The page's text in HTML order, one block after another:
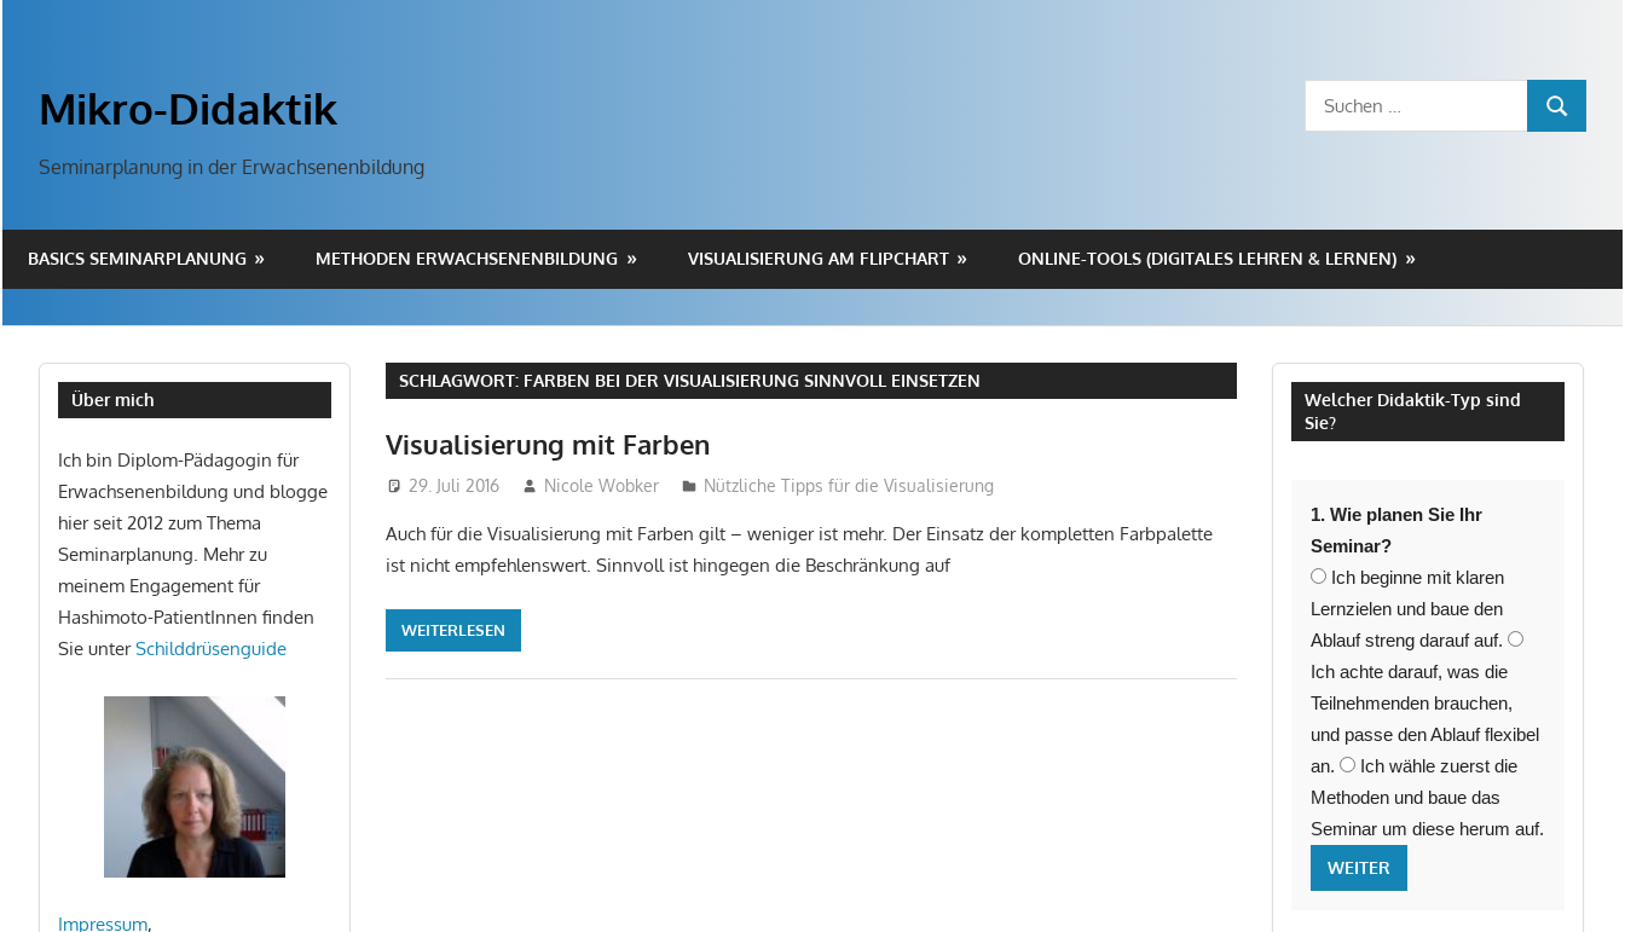
Mikro-Didaktik
Seminarplanung in der Erwachsenenbildung
Suchen
nach:
SUCHEN
BASICS SEMINARPLANUNG METHODEN ERWACHSENENBILDUNG VISUALISIERUNG AM FLIPCHART ONLINE-TOOLS (DIGITALES LEHREN & LERNEN)
SCHLAGWORT: FARBEN BEI DER VISUALISIERUNG SINNVOLL EINSETZEN
Visualisierung mit Farben
29. Juli 2016 Nicole Wobker Nützliche Tipps für die Visualisierung
Auch für die Visualisierung mit Farben gilt – weniger ist mehr. Der Einsatz der kompletten Farbpalette
ist nicht empfehlenswert. Sinnvoll ist hingegen die Beschränkung auf
WEITERLESEN
Über mich
Ich bin Diplom-Pädagogin für
Erwachsenenbildung und blogge
hier seit 2012 zum Thema
Seminarplanung. Mehr zu
meinem Engagement für
Hashimoto-PatientInnen finden
Sie unterSchilddrüsenguide
Impressum,
Welcher Didaktik-Typ sind
Sie?
1. Wie planen Sie Ihr
Seminar?
Ich beginne mit klaren
Lernzielen und baue den
Ablauf streng darauf auf.
Ich achte darauf, was die
Teilnehmenden brauchen,
und passe den Ablauf flexibel
an.
Ich wähle zuerst die
Methoden und baue das
Seminar um diese herum auf.
WEITER